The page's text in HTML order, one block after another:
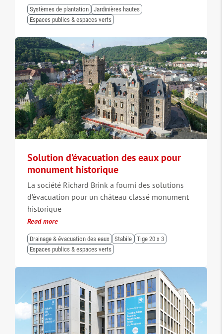
Systèmes de plantation
Jardinières hautes
Espaces publics & espaces verts
Solution d’évacuation des eaux pour
monument historique
La société Richard Brink a fourni des solutions
d’évacuation pour un château classé monument
historique
Read more
Drainage & évacuation des eaux Stabile
Tige 20 x 3
Espaces publics & espaces verts